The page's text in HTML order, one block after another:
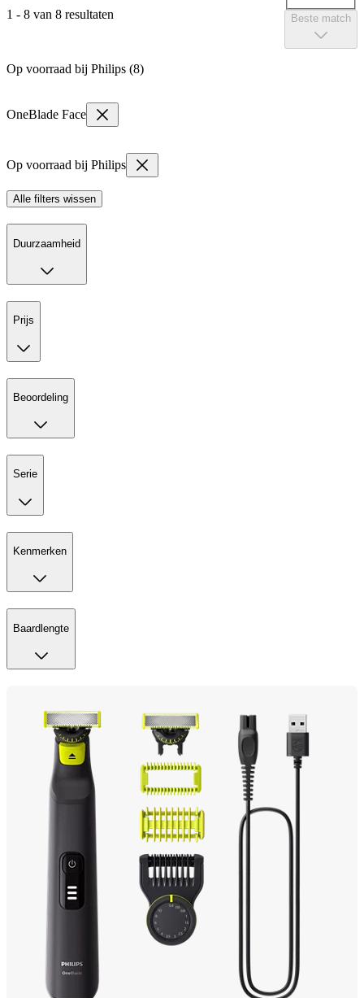
1 - 8 van 8 resultaten Beste match
Op voorraad bij Philips (8)
OneBlade Face
Op voorraad bij Philips
Alle filters wissen
Duurzaamheid
Prijs
Beoordeling
Serie
Kenmerken
Baardlengte